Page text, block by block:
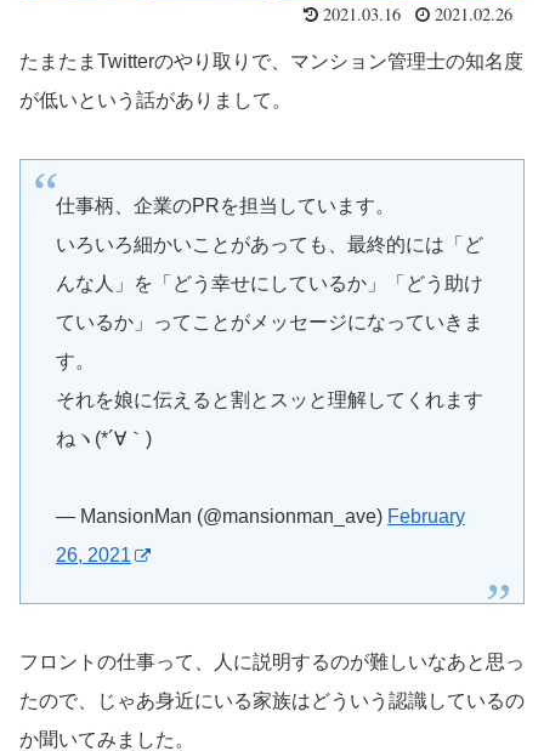
2021.03.16 2021.02.26
たまたまTwitterのやり取りで、マンション管理士の知名度
が低いという話がありまして。
仕事柄、企業のPRを担当しています。
いろいろ細かいことがあっても、最終的には「ど
んな人」を「どう幸せにしているか」「どう助け
ているか」ってことがメッセージになっていきま
す。
それを娘に伝えると割とスッと理解してくれます
ねヽ(*´∀｀)
— MansionMan (@mansionman_ave) February
26, 2021
フロントの仕事って、人に説明するのが難しいなあと思っ
たので、じゃあ身近にいる家族はどういう認識しているの
か聞いてみました。